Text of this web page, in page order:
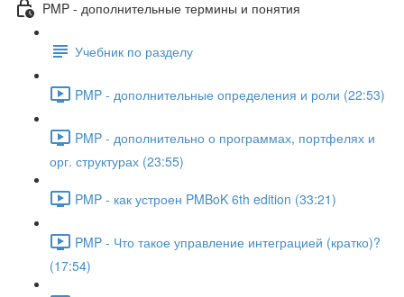
PMP - дополнительные термины и понятия
Учебник по разделу
PMP - дополнительные определения и роли (22:53)
PMP - дополнительно о программах, портфелях и
орг. структурах (23:55)
PMP - как устроен PMBoK 6th edition (33:21)
PMP - Что такое управление интеграцией (кратко)?
(17:54)